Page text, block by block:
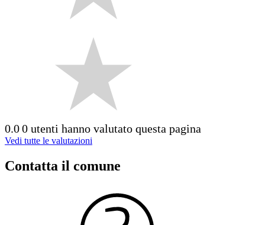
0.00 utenti hanno valutato questa pagina
Vedi tutte le valutazioni
Contatta il comune